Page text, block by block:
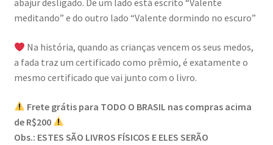
abajur desligado. De um lado está escrito “Valente
meditando” e do outro lado “Valente dormindo no escuro”
Na história, quando as crianças vencem os seus medos,
a fada traz um certificado como prêmio, é exatamente o
mesmo certificado que vai junto com o livro.
Frete grátis para TODO O BRASIL nas compras acima
de R$200
Obs.: ESTES SÃO LIVROS FÍSICOS E ELES SERÃO